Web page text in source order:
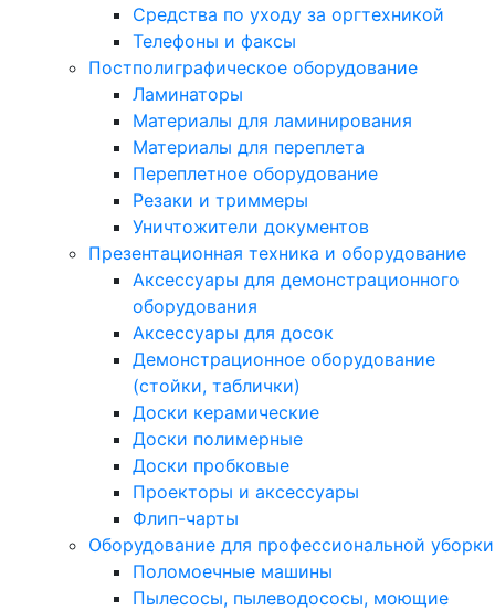
Средства по уходу за оргтехникой
Телефоны и факсы
Постполиграфическое оборудование
Ламинаторы
Материалы для ламинирования
Материалы для переплета
Переплетное оборудование
Резаки и триммеры
Уничтожители документов
Презентационная техника и оборудование
Аксессуары для демонстрационного
оборудования
Аксессуары для досок
Демонстрационное оборудование
(стойки, таблички)
Доски керамические
Доски полимерные
Доски пробковые
Проекторы и аксессуары
Флип-чарты
Оборудование для профессиональной уборки
Поломоечные машины
Пылесосы, пылеводососы, моющие